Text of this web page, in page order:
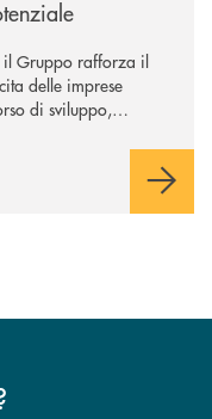
il Gruppo rafforza il
delle imprese
di sviluppo,